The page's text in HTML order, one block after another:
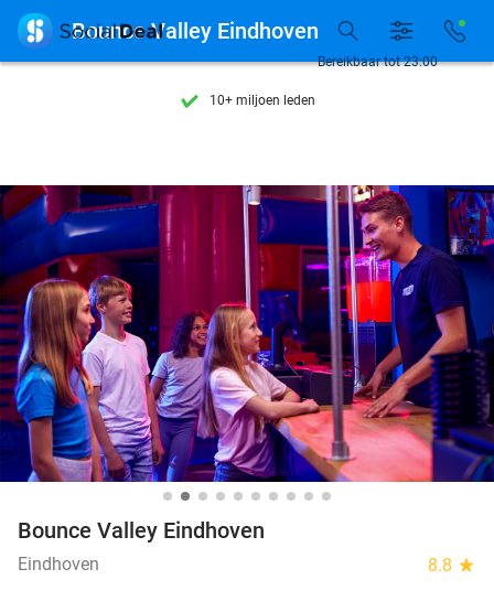
7 dagen per week beschikbaar
10+ miljoen leden
7 dagen per week beschikbaar
10+ miljoen leden
Bereikbaar tot 23:00
 Bounce Valley Eindhoven
Bounce Valley Eindhoven
Eindhoven 8.8 star